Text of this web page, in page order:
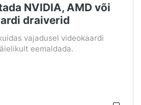
NVIDIA, AMD või
draiverid
vajadusel videokaardi
eemaldada.